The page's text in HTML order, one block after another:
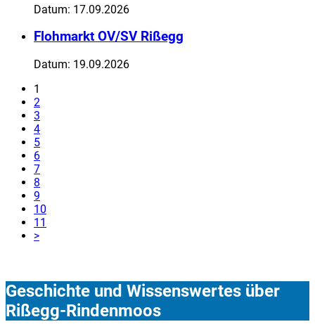
Datum: 17.09.2026
Flohmarkt OV/SV Rißegg
Datum: 19.09.2026
1
2
3
4
5
6
7
8
9
10
11
>
Geschichte und Wissenswertes über
Rißegg-Rindenmoos